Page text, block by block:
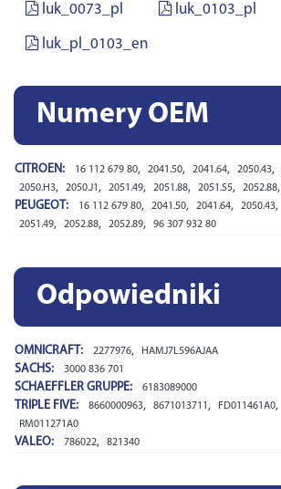
luk_0073_pl luk_0103_pl
luk_pl_0103_en
Numery OEM
CITROEN: 16 112 679 80, 2041.50, 2041.64, 2050.43,
2050.H3, 2050.J1 , 2051.49, 2051.88, 2051.S5, 2052.88,
PEUGEOT: 16 112 679 80, 2041.50, 2041.64, 2050.43,
2051.49, 2052.88, 2052.89, 96 307 932 80
Odpowiedniki
OMNICRAFT: 2277976, HAMJ7L596AJAA
SACHS: 3000 836 701
SCHAEFFLER GRUPPE: 6183089000
TRIPLE FIVE: 8660000963, 8671013711 , FD011461A0,
RM011271A0
VALEO: 786022, 821340